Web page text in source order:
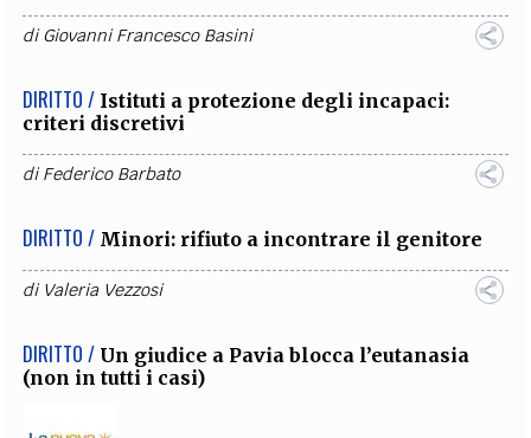
diGiovanni Francesco Basini
DIRITTO / Istituti a protezione degli incapaci:
criteri discretivi
diFederico Barbato
DIRITTO / Minori: rifiuto a incontrare il genitore
di Valeria Vezzosi
DIRITTO / Un giudice a Pavia blocca l’eutanasia
(non in tutti i casi)